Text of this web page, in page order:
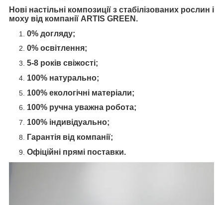
Нові настільні композиції з стабілізованих рослин і
моху від компанії ARTIS GREEN.
0% догляду;
0% освітлення;
5-8 років свіжості;
100% натурально;
100% екологічні матеріали;
100% ручна уважна робота;
100% індивідуально;
Гарантія від компанії;
Офіційні прямі поставки.